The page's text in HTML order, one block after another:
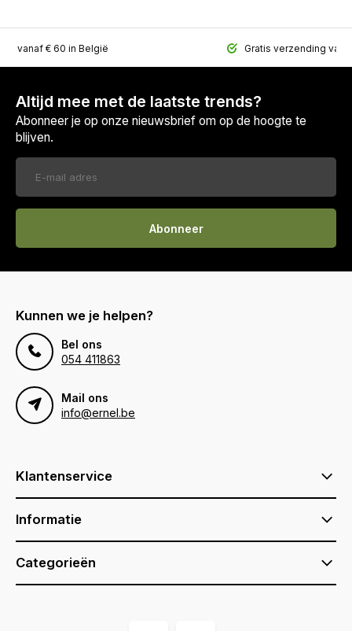
vanaf € 60 in België Gratis verzending
Altijd mee met de laatste trends?
Abonneer je op onze nieuwsbrief om op de hoogte te
blijven.
Abonneer
Kunnen we je helpen?
Bel ons
054 411863
Mail ons
info@ernel.be
Klantenservice
Informatie
Categorieën